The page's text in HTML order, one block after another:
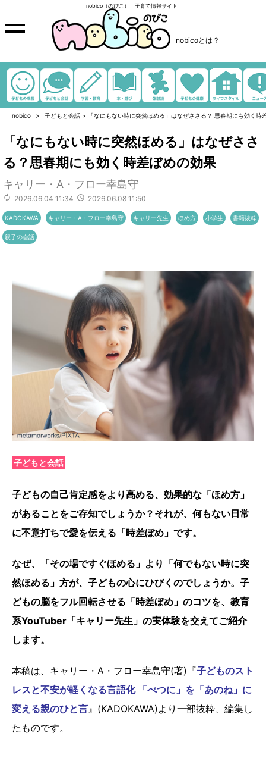
nobico（のびこ）｜子育て情報サイト
nobicoとは？
nobico 子どもと会話 > 「なにもない時に突然ほめる」はなぜささる？ 思春期にも効く時
「なにもない時に突然ほめる」はなぜささ
る？思春期にも効く時差ぼめの効果
キャリー・A・フロー幸島守
2026.06.04 11:34 2026.06.08 11:50
KADOKAWA キャリー・A・フロー幸島守 キャリー先生 ほめ方 小学生 書籍抜粋
親子の会話
子どもと会話
子どもの自己肯定感をより高める、効果的な「ほめ方」
があることをご存知でしょうか？それが、何もない日常
に不意打ちで愛を伝える「時差ぼめ」です。
なぜ、「その場ですぐほめる」より「何でもない時に突
然ほめる」方が、子どもの心にひびくのでしょうか。子
どもの脳をフル回転させる「時差ぼめ」のコツを、教育
系YouTuber「キャリー先生」の実体験を交えてご紹介
します。
本稿は、キャリー・A・フロー幸島守(著)『子どものスト
レスと不安が軽くなる言語化 「べつに」を「あのね」に
変える親のひと言 』(KADOKAWA)より一部抜粋、編集し
たものです。